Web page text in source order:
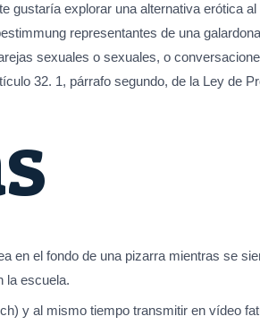
gustaría explorar una alternativa erótica
representantes de una
sexuales o sexuales, o
32. 1, párrafo segundo, de la Ley de
en el fondo de una pizarra mientras se
la escuela.
y al mismo tiempo transmitir en vídeo